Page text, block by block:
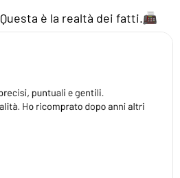
Questa è la realtà dei fatti.